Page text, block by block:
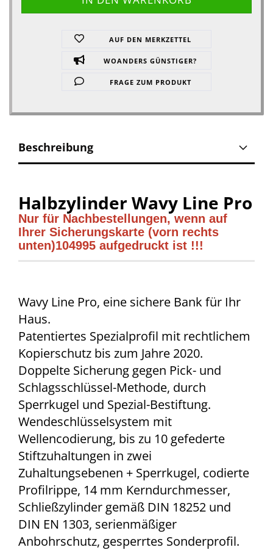
AUF DEN MERKZETTEL
WOANDERS GÜNSTIGER?
FRAGE ZUM PRODUKT
Beschreibung
Halbzylinder Wavy Line Pro
Nur für Nachbestellungen, wenn auf
Ihrer Sicherungskarte (vorn rechts
unten)104995 aufgedruckt ist !!!
Wavy Line Pro, eine sichere Bank für Ihr
Haus.
Patentiertes Spezialprofil mit rechtlichem
Kopierschutz bis zum Jahre 2020.
Doppelte Sicherung gegen Pick- und
Schlagsschlüssel-Methode, durch
Sperrkugel und Spezial-Bestiftung.
Wendeschlüsselsystem mit
Wellencodierung, bis zu 10 gefederte
Stiftzuhaltungen in zwei
Zuhaltungsebenen + Sperrkugel, codierte
Profilrippe, 14 mm Kerndurchmesser,
Schließzylinder gemäß DIN 18252 und
DIN EN 1303, serienmäßiger
Anbohrschutz, gesperrtes Sonderprofil.